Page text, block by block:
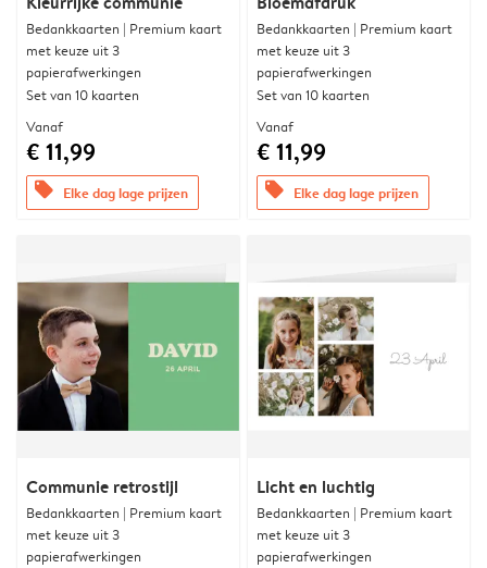
Bedankkaarten | Premium kaart
met keuze uit 3
papierafwerkingen
Set van 10 kaarten
Vanaf
€ 11,99
offers Elke dag lage prijzen
Bedankkaarten | Premium kaart
met keuze uit 3
papierafwerkingen
Set van 10 kaarten
Vanaf
€ 11,99
offers Elke dag lage prijzen
Communie retrostijl
Bedankkaarten | Premium kaart
met keuze uit 3
papierafwerkingen
Licht en luchtig
Bedankkaarten | Premium kaart
met keuze uit 3
papierafwerkingen